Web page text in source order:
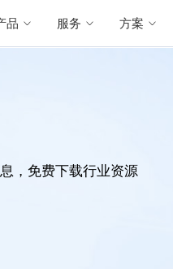
品 服务 方案
，免费下载行业资源